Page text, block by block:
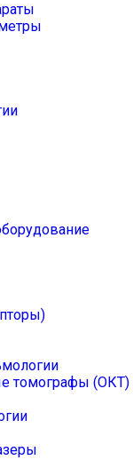
томографы (ОКТ)